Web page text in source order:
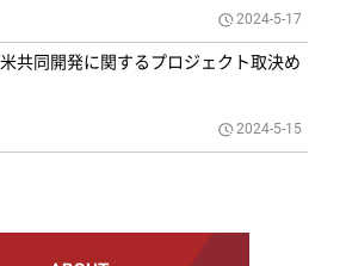
2024-5-17
共同開発に関するプロジェクト取決め
2024-5-15